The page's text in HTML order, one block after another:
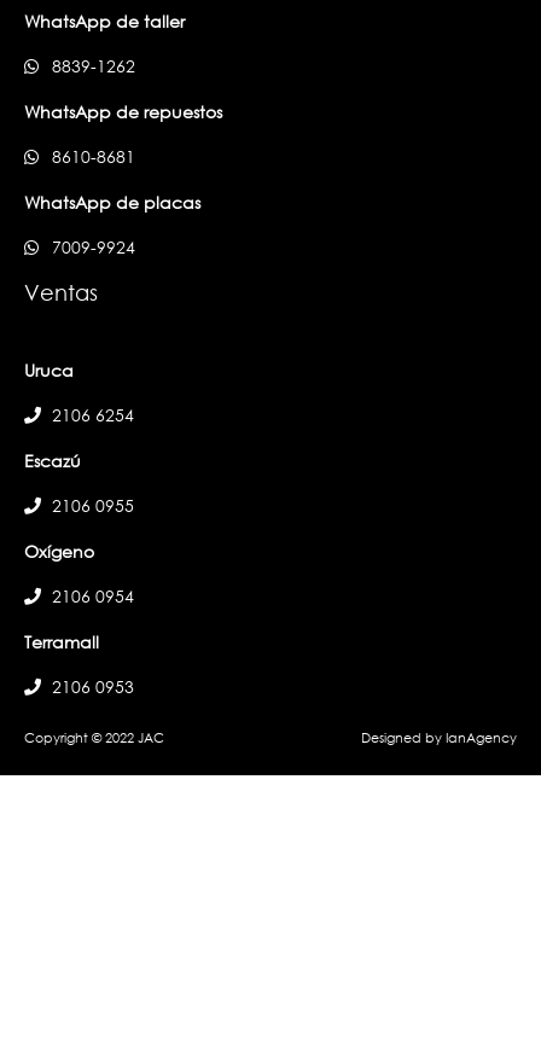
WhatsApp de taller
8839-1262
WhatsApp de repuestos
8610-8681
WhatsApp de placas
7009-9924
Ventas
Uruca
2106 6254
Escazú
2106 0955
Oxígeno
2106 0954
Terramall
2106 0953
Copyright © 2022 JAC Designed by IanAgency